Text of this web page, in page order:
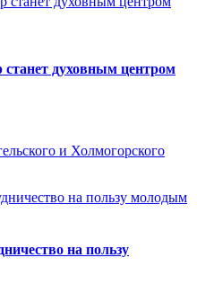
духовным центром
и Холмогорского
на пользу